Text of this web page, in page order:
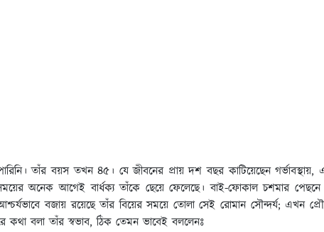
তাঁর বয়স তখন ৪৫। যে জীবনের প্রায় দশ বছর কাটিয়েছেন গর্ভাবস্থায়,
অনেক আগেই বার্ধক্য তাঁকে ছেয়ে ফেলেছে। বাই-ফোকাল চশমার
বজায় রয়েছে তাঁর বিয়ের সময়ে তোলা সেই রোমান সৌন্দর্য; এখন
বলা তাঁর স্বভাব, ঠিক তেমন ভাবেই বললেনঃ